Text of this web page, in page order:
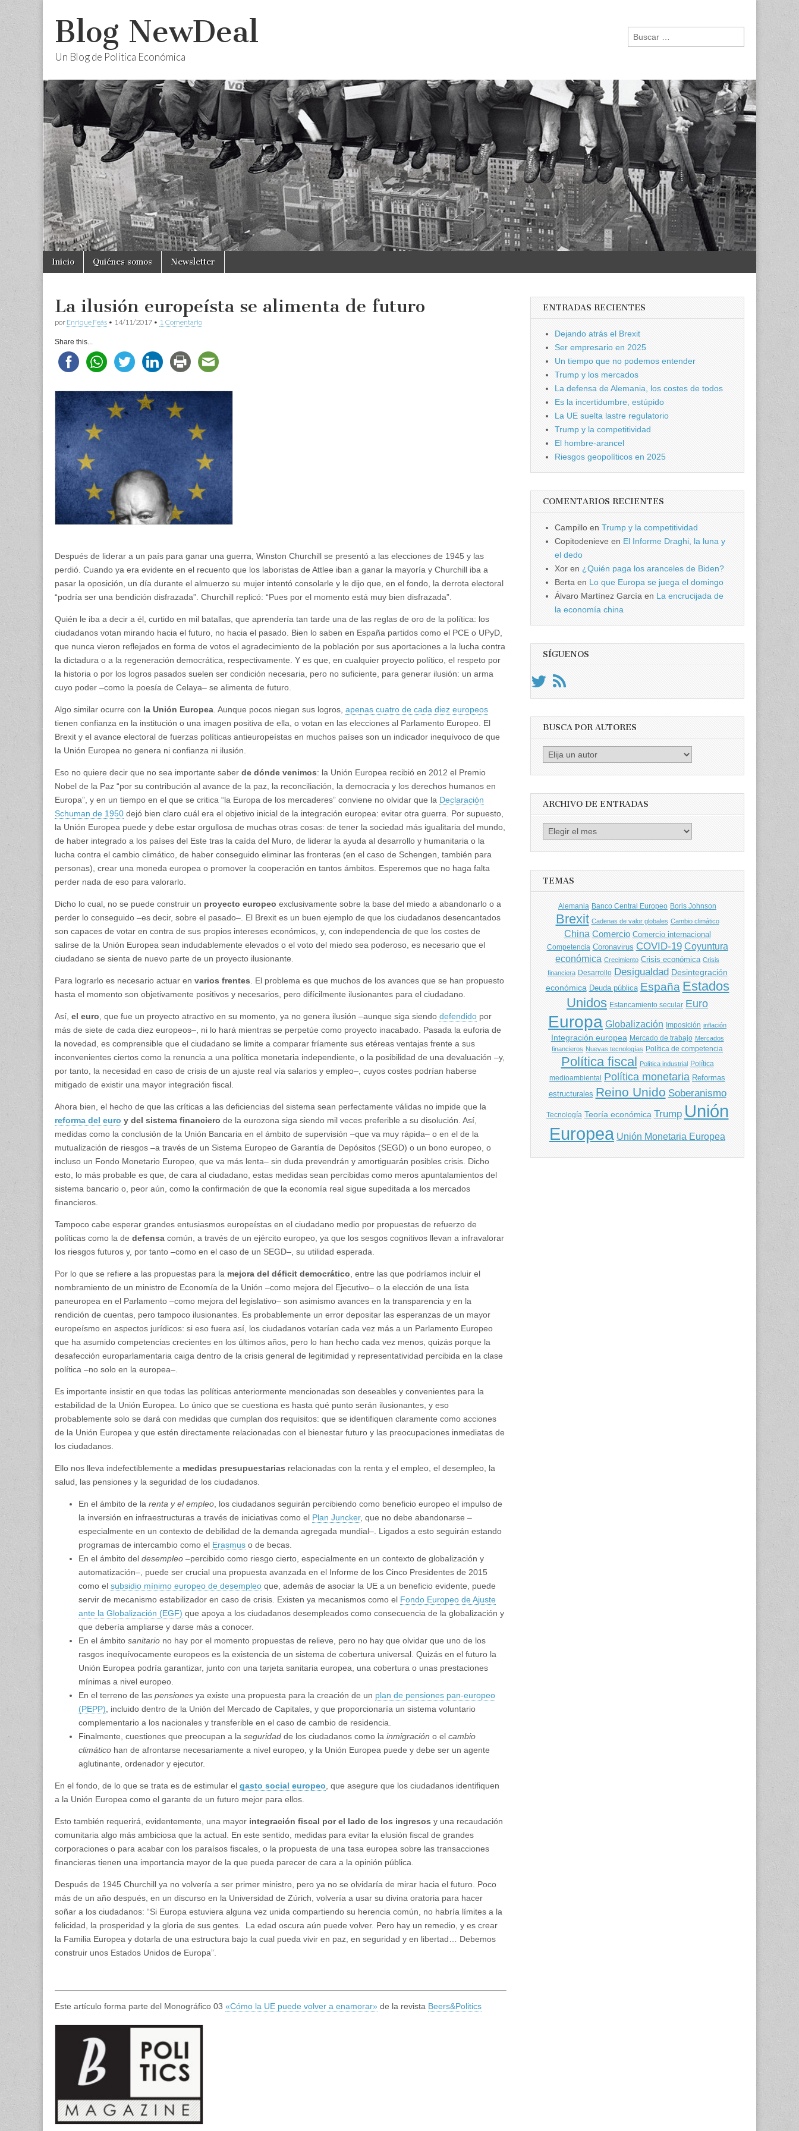
Blog NewDeal
Un Blog de Política Económica
Buscar:
Main
menu
Skip
Inicio Quiénes somos Newsletter
La ilusión europeísta se alimenta de futuro
por Enrique Feás • 14/11/2017 • 1 Comentario
Share this...
Después de liderar a un país para ganar una guerra, Winston Churchill se presentó a las elecciones de 1945 y las
perdió. Cuando ya era evidente en el recuento que los laboristas de Attlee iban a ganar la mayoría y Churchill iba a
pasar la oposición, un día durante el almuerzo su mujer intentó consolarle y le dijo que, en el fondo, la derrota electoral
“podría ser una bendición disfrazada”. Churchill replicó: “Pues por el momento está muy bien disfrazada”.
Quién le iba a decir a él, curtido en mil batallas, que aprendería tan tarde una de las reglas de oro de la política: los
ciudadanos votan mirando hacia el futuro, no hacia el pasado. Bien lo saben en España partidos como el PCE o UPyD,
que nunca vieron reflejados en forma de votos el agradecimiento de la población por sus aportaciones a la lucha contra
la dictadura o a la regeneración democrática, respectivamente. Y es que, en cualquier proyecto político, el respeto por
la historia o por los logros pasados suelen ser condición necesaria, pero no suficiente, para generar ilusión: un arma
cuyo poder –como la poesía de Celaya– se alimenta de futuro.
Algo similar ocurre con la Unión Europea . Aunque pocos niegan sus logros, apenas cuatro de cada diez europeos
tienen confianza en la institución o una imagen positiva de ella, o votan en las elecciones al Parlamento Europeo. El
Brexit y el avance electoral de fuerzas políticas antieuropeístas en muchos países son un indicador inequívoco de que
la Unión Europea no genera ni confianza ni ilusión.
Eso no quiere decir que no sea importante saber de dónde venimos: la Unión Europea recibió en 2012 el Premio
Nobel de la Paz “por su contribución al avance de la paz, la reconciliación, la democracia y los derechos humanos en
Europa”, y en un tiempo en el que se critica “la Europa de los mercaderes” conviene no olvidar que la Declaración
Schuman de 1950 dejó bien claro cuál era el objetivo inicial de la integración europea: evitar otra guerra. Por supuesto,
la Unión Europea puede y debe estar orgullosa de muchas otras cosas: de tener la sociedad más igualitaria del mundo,
de haber integrado a los países del Este tras la caída del Muro, de liderar la ayuda al desarrollo y humanitaria o la
lucha contra el cambio climático, de haber conseguido eliminar las fronteras (en el caso de Schengen, también para
personas), crear una moneda europea o promover la cooperación en tantos ámbitos. Esperemos que no haga falta
perder nada de eso para valorarlo.
Dicho lo cual, no se puede construir un proyecto europeo exclusivamente sobre la base del miedo a abandonarlo o a
perder lo conseguido –es decir, sobre el pasado–. El Brexit es un buen ejemplo de que los ciudadanos desencantados
son capaces de votar en contra de sus propios intereses económicos, y, con independencia de que los costes de
salirse de la Unión Europea sean indudablemente elevados o el voto del miedo sea poderoso, es necesario que el
ciudadano se sienta de nuevo parte de un proyecto ilusionante.
Para lograrlo es necesario actuar en varios frentes . El problema es que muchos de los avances que se han propuesto
hasta el momento son objetivamente positivos y necesarios, pero difícilmente ilusionantes para el ciudadano.
Así, el euro , que fue un proyecto atractivo en su momento, ya no genera ilusión –aunque siga siendo defendido por
más de siete de cada diez europeos–, ni lo hará mientras se perpetúe como proyecto inacabado. Pasada la euforia de
la novedad, es comprensible que el ciudadano se limite a comparar fríamente sus etéreas ventajas frente a sus
inconvenientes ciertos como la renuncia a una política monetaria independiente, o la posibilidad de una devaluación –y,
por tanto, la necesidad en caso de crisis de un ajuste real vía salarios y empleo–, cuyos costes podrían haberse
mitigado de existir una mayor integración fiscal.
Ahora bien, el hecho de que las críticas a las deficiencias del sistema sean perfectamente válidas no impide que la
reforma del euro y del sistema financiero de la eurozona siga siendo mil veces preferible a su disolución. Así,
medidas como la conclusión de la Unión Bancaria en el ámbito de supervisión –que va muy rápida– o en el de la
mutualización de riesgos –a través de un Sistema Europeo de Garantía de Depósitos (SEGD) o un bono europeo, o
incluso un Fondo Monetario Europeo, que va más lenta– sin duda prevendrán y amortiguarán posibles crisis. Dicho
esto, lo más probable es que, de cara al ciudadano, estas medidas sean percibidas como meros apuntalamientos del
sistema bancario o, peor aún, como la confirmación de que la economía real sigue supeditada a los mercados
financieros.
Tampoco cabe esperar grandes entusiasmos europeístas en el ciudadano medio por propuestas de refuerzo de
políticas como la de defensa común, a través de un ejército europeo, ya que los sesgos cognitivos llevan a infravalorar
los riesgos futuros y, por tanto –como en el caso de un SEGD–, su utilidad esperada.
Por lo que se refiere a las propuestas para la mejora del déficit democrático , entre las que podríamos incluir el
nombramiento de un ministro de Economía de la Unión –como mejora del Ejecutivo– o la elección de una lista
paneuropea en el Parlamento –como mejora del legislativo– son asimismo avances en la transparencia y en la
rendición de cuentas, pero tampoco ilusionantes. Es probablemente un error depositar las esperanzas de un mayor
europeísmo en aspectos jurídicos: si eso fuera así, los ciudadanos votarían cada vez más a un Parlamento Europeo
que ha asumido competencias crecientes en los últimos años, pero lo han hecho cada vez menos, quizás porque la
desafección europarlamentaria caiga dentro de la crisis general de legitimidad y representatividad percibida en la clase
política –no solo en la europea–.
Es importante insistir en que todas las políticas anteriormente mencionadas son deseables y convenientes para la
estabilidad de la Unión Europea. Lo único que se cuestiona es hasta qué punto serán ilusionantes, y eso
probablemente solo se dará con medidas que cumplan dos requisitos: que se identifiquen claramente como acciones
de la Unión Europea y que estén directamente relacionadas con el bienestar futuro y las preocupaciones inmediatas de
los ciudadanos.
Ello nos lleva indefectiblemente a medidas presupuestarias relacionadas con la renta y el empleo, el desempleo, la
salud, las pensiones y la seguridad de los ciudadanos.
En el ámbito de la renta y el empleo , los ciudadanos seguirán percibiendo como beneficio europeo el impulso de
la inversión en infraestructuras a través de iniciativas como el Plan Juncker, que no debe abandonarse –
especialmente en un contexto de debilidad de la demanda agregada mundial–. Ligados a esto seguirán estando
programas de intercambio como el Erasmus o de becas.
En el ámbito del desempleo –percibido como riesgo cierto, especialmente en un contexto de globalización y
automatización–, puede ser crucial una propuesta avanzada en el Informe de los Cinco Presidentes de 2015
como el subsidio mínimo europeo de desempleo que, además de asociar la UE a un beneficio evidente, puede
servir de mecanismo estabilizador en caso de crisis. Existen ya mecanismos como el Fondo Europeo de Ajuste
ante la Globalización (EGF) que apoya a los ciudadanos desempleados como consecuencia de la globalización y
que debería ampliarse y darse más a conocer.
En el ámbito sanitario no hay por el momento propuestas de relieve, pero no hay que olvidar que uno de los
rasgos inequívocamente europeos es la existencia de un sistema de cobertura universal. Quizás en el futuro la
Unión Europea podría garantizar, junto con una tarjeta sanitaria europea, una cobertura o unas prestaciones
mínimas a nivel europeo.
En el terreno de las pensiones ya existe una propuesta para la creación de un plan de pensiones pan-europeo
(PEPP) , incluido dentro de la Unión del Mercado de Capitales, y que proporcionaría un sistema voluntario
complementario a los nacionales y transferible en el caso de cambio de residencia.
Finalmente, cuestiones que preocupan a la seguridad de los ciudadanos como la inmigración o el cambio
climático han de afrontarse necesariamente a nivel europeo, y la Unión Europea puede y debe ser un agente
aglutinante, ordenador y ejecutor.
En el fondo, de lo que se trata es de estimular el gasto social europeo , que asegure que los ciudadanos identifiquen
a la Unión Europea como el garante de un futuro mejor para ellos.
Esto también requerirá, evidentemente, una mayor integración fiscal por el lado de los ingresos y una recaudación
comunitaria algo más ambiciosa que la actual. En este sentido, medidas para evitar la elusión fiscal de grandes
corporaciones o para acabar con los paraísos fiscales, o la propuesta de una tasa europea sobre las transacciones
financieras tienen una importancia mayor de la que pueda parecer de cara a la opinión pública.
Después de 1945 Churchill ya no volvería a ser primer ministro, pero ya no se olvidaría de mirar hacia el futuro. Poco
más de un año después, en un discurso en la Universidad de Zúrich, volvería a usar su divina oratoria para hacer
soñar a los ciudadanos: “Si Europa estuviera alguna vez unida compartiendo su herencia común, no habría límites a la
felicidad, la prosperidad y la gloria de sus gentes. La edad oscura aún puede volver. Pero hay un remedio, y es crear
la Familia Europea y dotarla de una estructura bajo la cual pueda vivir en paz, en seguridad y en libertad… Debemos
construir unos Estados Unidos de Europa”.
Este artículo forma parte del Monográfico 03 «Cómo la UE puede volver a enamorar» de la revista Beers&Politics
ENTRADAS RECIENTES
Dejando atrás el Brexit
Ser empresario en 2025
Un tiempo que no podemos entender
Trump y los mercados
La defensa de Alemania, los costes de todos
Es la incertidumbre, estúpido
La UE suelta lastre regulatorio
Trump y la competitividad
El hombre-arancel
Riesgos geopolíticos en 2025
COMENTARIOS RECIENTES
Campillo enTrump y la competitividad
Copitodenieve en El Informe Draghi, la luna y
el dedo
Xor en ¿Quién paga los aranceles de Biden?
Berta en Lo que Europa se juega el domingo
Álvaro Martínez García en La encrucijada de
la economía china
SÍGUENOS
BUSCA POR AUTORES
Busca
por
ARCHIVO DE ENTRADAS
Archivo
TEMAS
Alemania Banco Central Europeo Boris Johnson
Brexit Cadenas de valor globales Cambio climático
China Comercio Comercio internacional
Competencia Coronavirus COVID-19 Coyuntura
económica Crecimiento Crisis económica Crisis
financiera Desarrollo Desigualdad Desintegración
económica Deuda pública España Estados
Unidos Estancamiento secular Euro
Europa Globalización Imposición inflación
Integración europea Mercado de trabajo Mercados
financieros Nuevas tecnologías Política de competencia
Política fiscal Política industrial Política
medioambiental Política monetaria Reformas
estructurales Reino Unido Soberanismo
Tecnología Teoría económica Trump Unión
Europea Unión Monetaria Europea